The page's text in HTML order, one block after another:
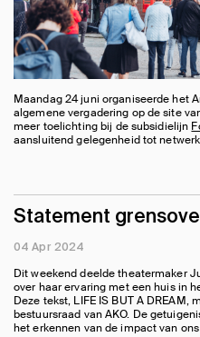
Maandag 24 juni organiseerde het
algemene vergadering op de site
meer toelichting bij de subsidielijn
aansluitend gelegenheid tot
Statement
04 Apr 2024
Dit weekend deelde theatermaker
over haar ervaring met een huis in
Deze tekst, LIFE IS BUT A DREAM,
bestuursraad van AKO. De
het erkennen van de impact van